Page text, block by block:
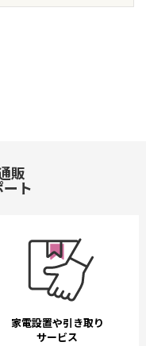
販
ト
家電設置や引き取り
サービス